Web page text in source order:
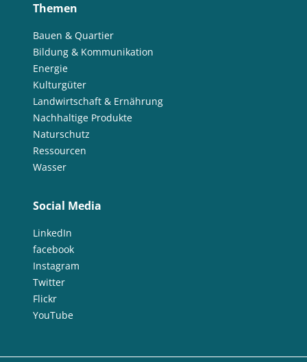
Themen
Bauen & Quartier
Bildung & Kommunikation
Energie
Kulturgüter
Landwirtschaft & Ernährung
Nachhaltige Produkte
Naturschutz
Ressourcen
Wasser
Social Media
LinkedIn
facebook
Instagram
Twitter
Flickr
YouTube